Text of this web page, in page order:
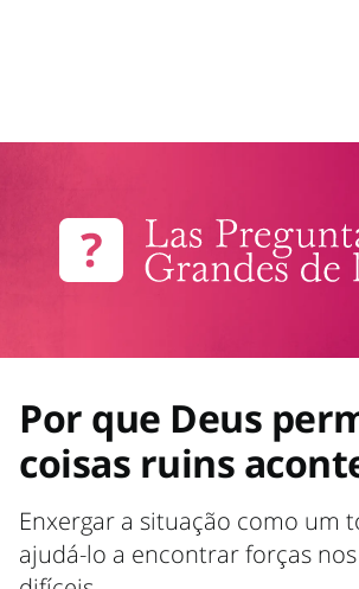
Por que Deus
coisas ruins
Enxergar a situação como um
ajudá-lo a encontrar forças